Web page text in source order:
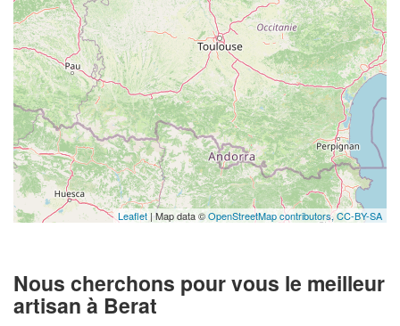
Leaflet | Map data ©OpenStreetMap contributors,CC-BY-SA
Nous cherchons pour vous le meilleur
artisan à Berat